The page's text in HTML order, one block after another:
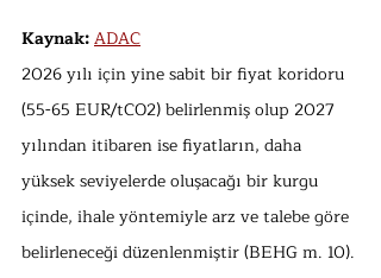
Kaynak: ADAC
2026 yılı için yine sabit bir fiyat koridoru
(55-65 EUR/tCO2) belirlenmiş olup 2027
yılından itibaren ise fiyatların, daha
yüksek seviyelerde oluşacağı bir kurgu
içinde, ihale yöntemiyle arz ve talebe göre
belirleneceği düzenlenmiştir (BEHG m. 10).